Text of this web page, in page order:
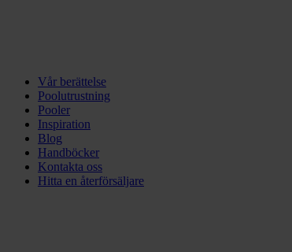
Vår berättelse
Poolutrustning
Pooler
Inspiration
Blog
Handböcker
Kontakta oss
Hitta en återförsäljare